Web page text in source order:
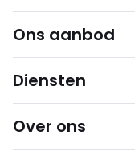
Ons aanbod
Diensten
Over ons